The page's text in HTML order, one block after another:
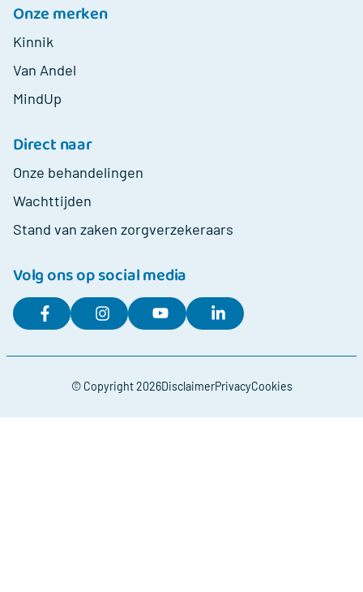
Onze merken
Kinnik
Van Andel
MindUp
Direct naar
Onze behandelingen
Wachttijden
Stand van zaken zorgverzekeraars
Volg ons op social media
© Copyright 2026DisclaimerPrivacyCookies